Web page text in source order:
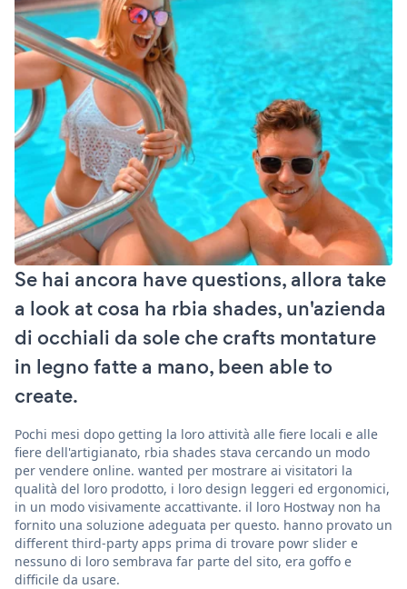
Se hai ancora have questions, allora take
a look at cosa ha rbia shades, un'azienda
di occhiali da sole che crafts montature
in legno fatte a mano, been able to
create.
Pochi mesi dopo getting la loro attività alle fiere locali e alle
fiere dell'artigianato, rbia shades stava cercando un modo
per vendere online. wanted per mostrare ai visitatori la
qualità del loro prodotto, i loro design leggeri ed ergonomici,
in un modo visivamente accattivante. il loro Hostway non ha
fornito una soluzione adeguata per questo. hanno provato un
different third-party apps prima di trovare powr slider e
nessuno di loro sembrava far parte del sito, era goffo e
difficile da usare.